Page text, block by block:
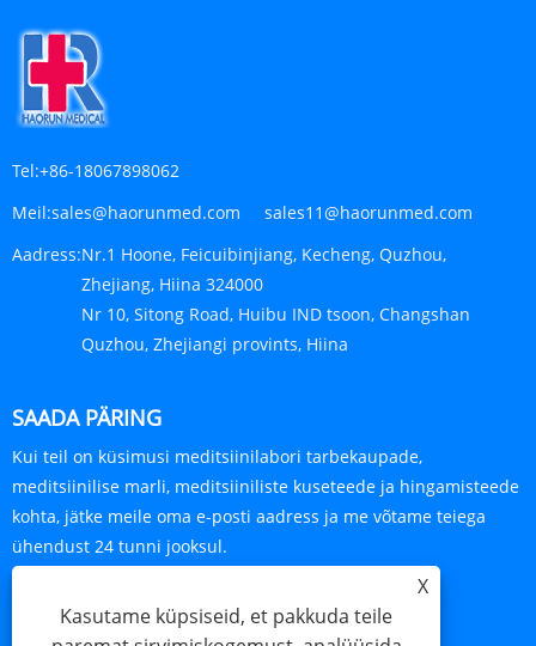
Tel:+86-18067898062
Meil:sales@haorunmed.com sales11@haorunmed.com
Aadress:Nr.1 Hoone, Feicuibinjiang, Kecheng, Quzhou,
Zhejiang, Hiina 324000
Nr 10, Sitong Road, Huibu IND tsoon, Changshan
Quzhou, Zhejiangi provints, Hiina
SAADA PÄRING
Kui teil on küsimusi meditsiinilabori tarbekaupade,
meditsiinilise marli, meditsiiniliste kuseteede ja hingamisteede
kohta, jätke meile oma e-posti aadress ja me võtame teiega
ühendust 24 tunni jooksul.
X
Kasutame küpsiseid, et pakkuda teile